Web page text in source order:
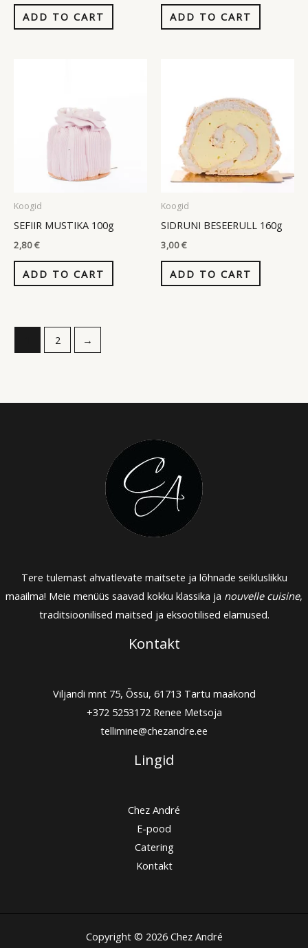
ADD TO CART ADD TO CART
Koogid
SEFIIR MUSTIKA 100g
2,80€
ADD TO CART
Koogid
SIDRUNI BESEERULL 160g
3,00€
ADD TO CART
2 →
Tere tulemast ahvatlevate maitsete ja lõhnade seikluslikku
maailma! Meie menüüs saavad kokku klassika ja nouvelle cuisine,
traditsioonilised maitsed ja eksootilised elamused.
Kontakt
Viljandi mnt 75, Õssu, 61713 Tartu maakond
+372 5253172Renee Metsoja
tellimine@chezandre.ee
Lingid
Chez André
E-pood
Catering
Kontakt
Copyright © 2026 Chez André